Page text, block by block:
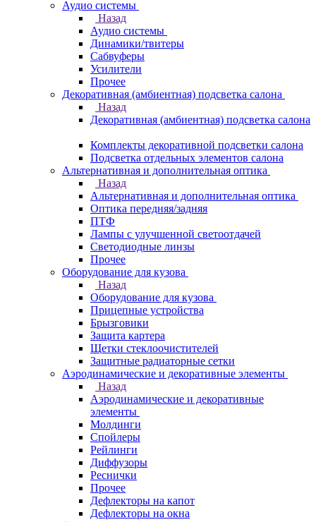
Аудио системы
Назад
Аудио системы
Динамики/твитеры
Сабвуферы
Усилители
Прочее
Декоративная (амбиентная) подсветка салона
Назад
Декоративная (амбиентная) подсветка салона
Комплекты декоративной подсветки салона
Подсветка отдельных элементов салона
Альтернативная и дополнительная оптика
Назад
Альтернативная и дополнительная оптика
Оптика передняя/задняя
ПТФ
Лампы с улучшенной светоотдачей
Светодиодные линзы
Прочее
Оборудование для кузова
Назад
Оборудование для кузова
Прицепные устройства
Брызговики
Защита картера
Щетки стеклоочистителей
Защитные радиаторные сетки
Аэродинамические и декоративные элементы
Назад
Аэродинамические и декоративные
элементы
Молдинги
Спойлеры
Рейлинги
Диффузоры
Реснички
Прочее
Дефлекторы на капот
Дефлекторы на окна